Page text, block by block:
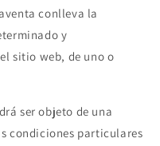
conlleva la
y
sitio web, de uno o
ser objeto de una
condiciones particulares